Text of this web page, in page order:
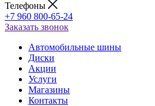
Телефоны
+7 960 800-65-24
Заказать звонок
Автомобильные шины
Диски
Акции
Услуги
Магазины
Контакты